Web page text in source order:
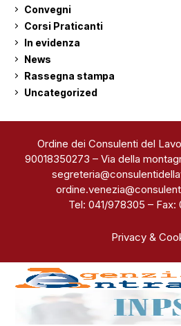
Convegni
Corsi Praticanti
In evidenza
News
Rassegna stampa
Uncategorized
Ordine dei Consulenti del
90018350273 – Via della
Tel: 041/978305 – Fax:
Privacy &